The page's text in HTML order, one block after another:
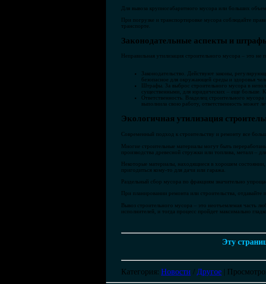
Для вывоза крупногабаритного мусора или больших
При погрузке и транспортировке мусора соблюдайте
транспорте.
Законодательные аспекты и
Неправильная утилизация строительного мусора – это
Законодательство. Действуют законы,
безопасное для окружающей среды и здоровья
Штрафы. За выброс строительного мусора в
существенными, для юридических – еще больше.
Ответственность. Владелец строительного
выполнила свою работу, ответственность может
Экологичная утилизация
Современный подход к строительству и ремонту все
Многие строительные материалы могут быть
производства древесной стружки или топлива, металл –
Некоторые материалы, находящиеся в хорошем
пригодиться кому-то для дачи или гаража.
Раздельный сбор мусора по фракциям значительно
При планировании ремонта или строительства, отдавайте
Вывоз строительного мусора – это неотъемлемая часть
исполнителей, и тогда процесс пройдет максимально
Эту
Категория: Новости / Другое |